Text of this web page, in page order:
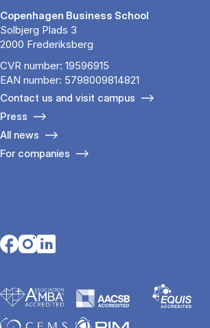
Copenhagen Business School
Solbjerg Plads 3
2000 Frederiksberg
CVR number: 19596915
EAN number: 5798009814821
Contact us and visit campus
Press
All news
For companies
Opens in a new tab
Opens in a new tab
Opens in a new tab